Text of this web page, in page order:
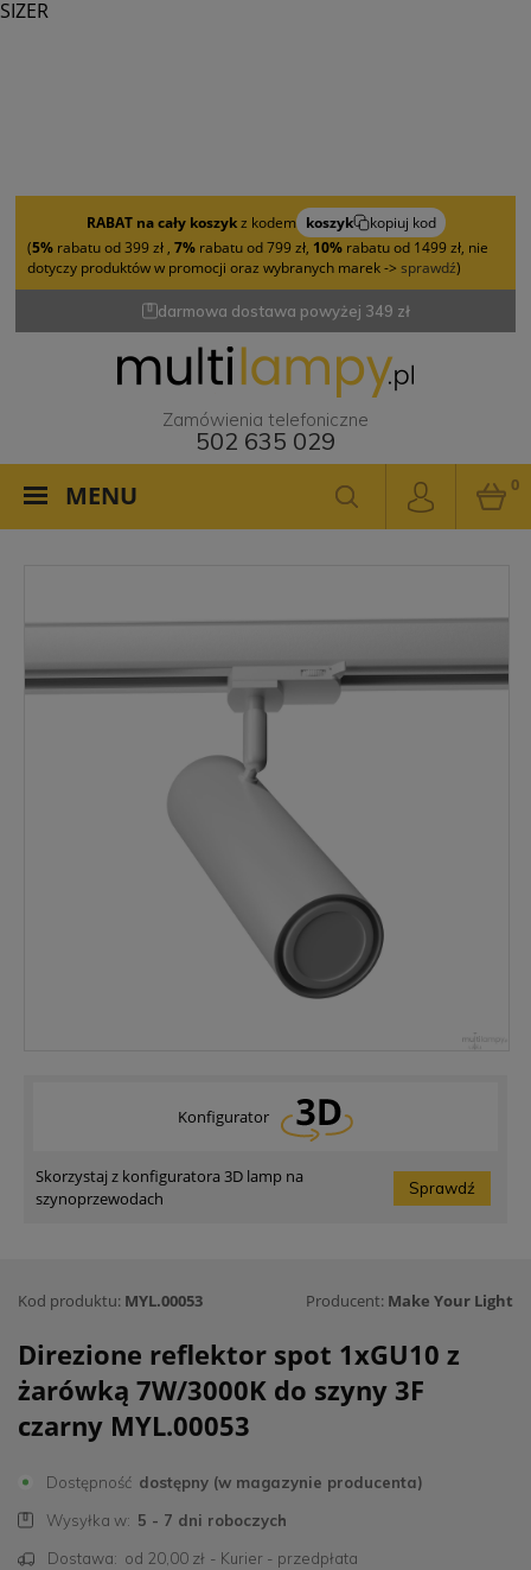
RABAT na cały koszykz kodem koszyk
kopiuj kod
(5% rabatu od 399 zł , 7% rabatu od 799 zł, 10% rabatu od 1499 zł, nie
dotyczy produktów w promocji oraz wybranych marek -> sprawdź)
darmowa dostawa powyżej 349 zł
Zamówienia telefoniczne
502 635 029
MENU 0
Konfigurator
Skorzystaj z konfiguratora 3D lamp na
szynoprzewodach
Sprawdź
Kod produktu: MYL.00053 Producent: Make Your Light
Direzione reflektor spot 1xGU10 z
żarówką 7W/3000K do szyny 3F
czarny MYL.00053
Dostępność dostępny (w magazynie producenta)
Wysyłka w: 5 - 7 dni roboczych
Dostawa: od 20,00 zł - Kurier - przedpłata
SIZER